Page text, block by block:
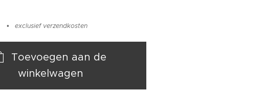
exclusief verzendkosten
Toevoegen aan de
winkelwagen